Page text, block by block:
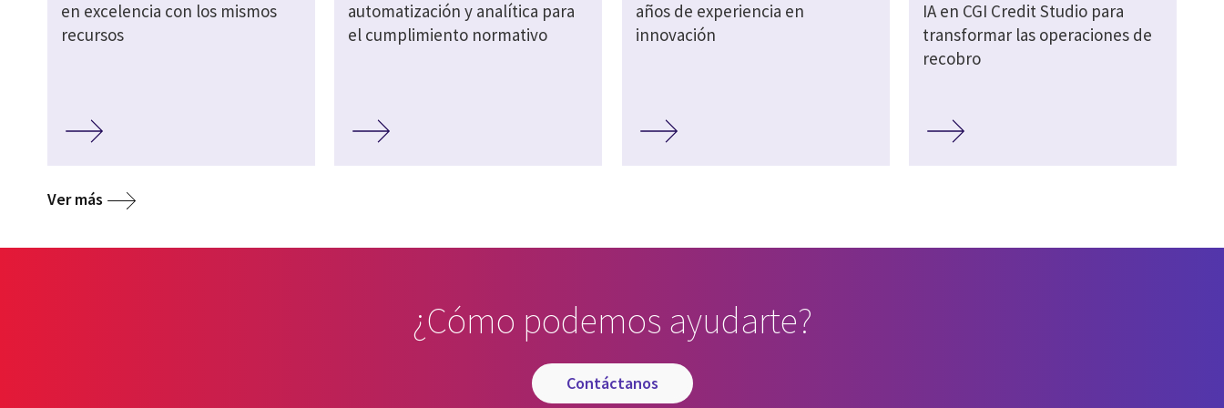
en excelencia con los mismos
recursos
automatización y analítica para
el cumplimiento normativo
años de experiencia en
innovación
IA en CGI Credit Studio para
transformar las operaciones de
recobro
Ver más
¿Cómo podemos ayudarte?
contáctanos